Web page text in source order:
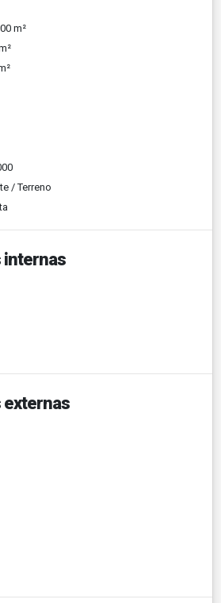
m²
/ Terreno
internas
externas